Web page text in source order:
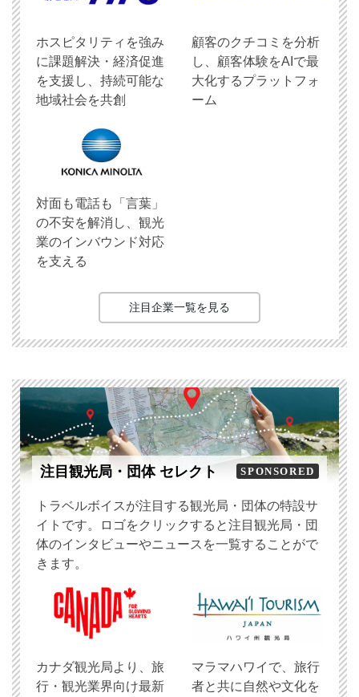
ホスピタリティを強み
に課題解決・経済促進
を支援し、持続可能な
地域社会を共創
顧客のクチコミを分析
し、顧客体験をAIで最
大化するプラットフォ
ーム
対面も電話も「言葉」
の不安を解消し、観光
業のインバウンド対応
を支える
注目企業一覧を見る
注目観光局・団体 セレクト SPONSORED
トラベルボイスが注目する観光局・団体の特設サ
イトです。ロゴをクリックすると注目観光局・団
体のインタビューやニュースを一覧することがで
きます。
​カナダ観光局より、旅
行・観光業界向け最新
マラマハワイで、旅行
者と共に自然や文化を